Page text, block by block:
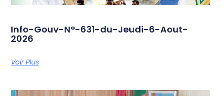
Info-Gouv-N°-631-du-Jeudi-6-Aout-
2026
Voir Plus